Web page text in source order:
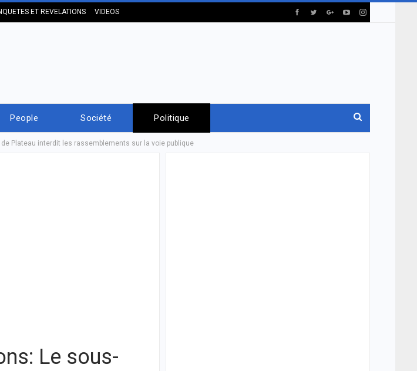
ET REVELATIONS VIDEOS
People Société Politique
Plateau interdit les rassemblements sur la voie publique
Le sous-